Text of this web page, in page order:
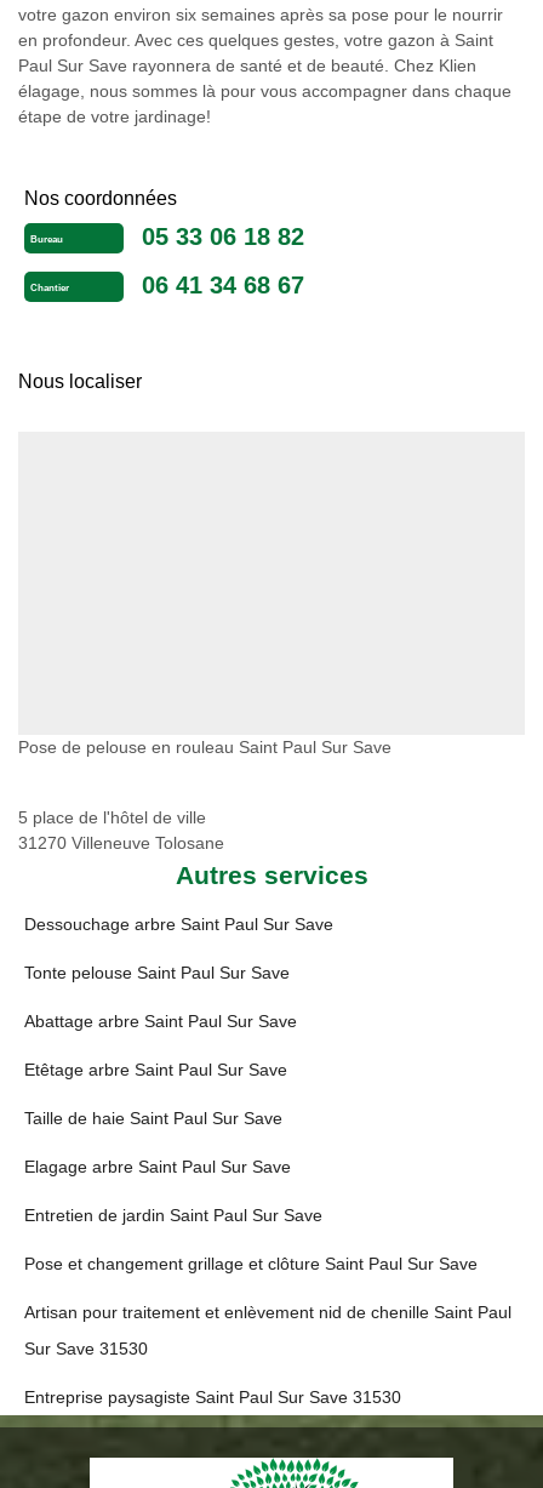
votre gazon environ six semaines après sa pose pour le nourrir
en profondeur. Avec ces quelques gestes, votre gazon à Saint
Paul Sur Save rayonnera de santé et de beauté. Chez Klien
élagage, nous sommes là pour vous accompagner dans chaque
étape de votre jardinage!
Nos coordonnées
Bureau 05 33 06 18 82
Chantier 06 41 34 68 67
Nous localiser
Pose de pelouse en rouleau Saint Paul Sur Save
5 place de l'hôtel de ville
31270 Villeneuve Tolosane
Autres services
Dessouchage arbre Saint Paul Sur Save
Tonte pelouse Saint Paul Sur Save
Abattage arbre Saint Paul Sur Save
Etêtage arbre Saint Paul Sur Save
Taille de haie Saint Paul Sur Save
Elagage arbre Saint Paul Sur Save
Entretien de jardin Saint Paul Sur Save
Pose et changement grillage et clôture Saint Paul Sur Save
Artisan pour traitement et enlèvement nid de chenille Saint Paul
Sur Save 31530
Entreprise paysagiste Saint Paul Sur Save 31530